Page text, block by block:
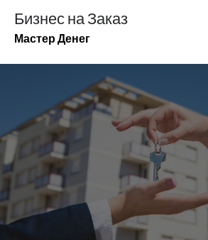
содержимому
Бизнес на Заказ
Мастер Денег